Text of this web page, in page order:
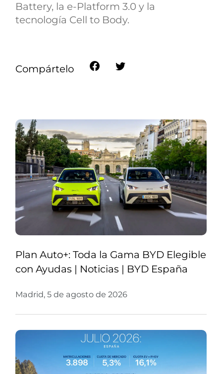
Battery, la e-Platform 3.0 y la
tecnología Cell to Body.
Compártelo
Plan Auto+: Toda la Gama BYD Elegible
con Ayudas | Noticias | BYD España
Madrid, 5 de agosto de 2026